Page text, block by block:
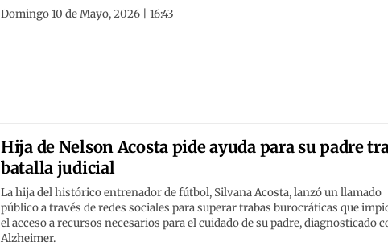
Domingo 10 de Mayo, 2026 | 16:43
Hija de Nelson Acosta pide ayuda para su padre
batalla judicial
La hija del histórico entrenador de fútbol, Silvana Acosta, lanzó un llamado
público a través de redes sociales para superar trabas burocráticas que
el acceso a recursos necesarios para el cuidado de su padre, diagnosticado
Alzheimer.